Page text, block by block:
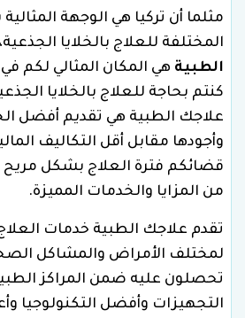
مثلما أن تركيا هي الوجهة
المختلفة للعلاج بالخلايا
الطبية هي المكان المثالي لكم في
كنتم بحاجة للعلاج بالخلايا
علاجك الطبية هي تقديم أفضل
وأجودها مقابل أقل التكاليف
قضائكم فترة العلاج بشكل مريح
من المزايا والخدمات المميزة.
تقدم علاجك الطبية خدمات العلاج
لمختلف الأمراض والمشاكل
تحصلون عليه ضمن المراكز
التجهيزات وأفضل التكنولوجيا